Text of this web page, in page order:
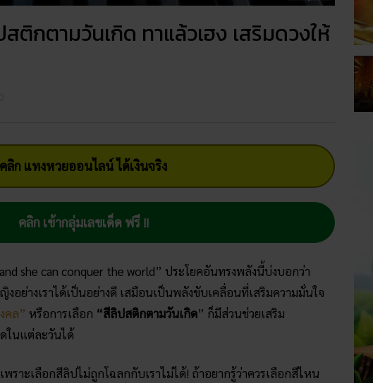
ติกตามวันเกิด ทาแล้วเฮง เสริมดวงให้
คลิก แทงหวยออนไลน์ ได้เงินจริง
คลิก เข้ากลุ่มเลขเด็ด ฟรี !!
she can conquer the world” ประโยคอันทรงพลังนี้บ่งบอกว่า
อย่างเราได้เป็นอย่างดี เสมือนเป็นพลังขับเคลื่อนที่เสริมความมั่นใจ
คล” หรือการเลือก “สีลิปสติกตามวันเกิด” ก็มีส่วนช่วยเสริม
ในแต่ละวันได้
ราะเลือกสีลิปไม่ถูกโฉลกกับเราไม่ได้! ถ้าอยากรู้ว่าควรเลือกสีไหน